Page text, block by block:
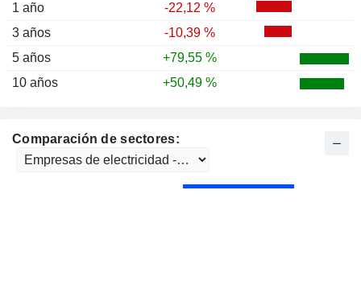
1 año
-22,12 %
3 años
-10,39 %
5 años
+79,55 %
10 años
+50,49 %
Comparación de sectores: